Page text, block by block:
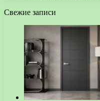
Свежие записи